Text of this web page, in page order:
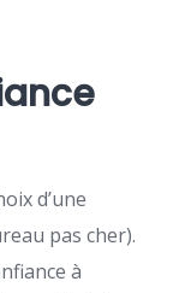
d’une
pas cher).
à